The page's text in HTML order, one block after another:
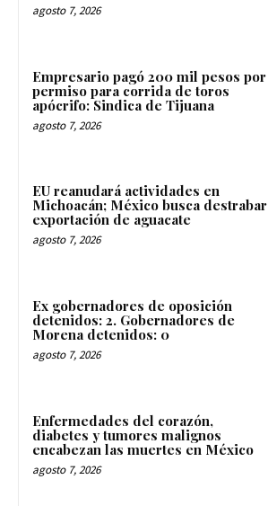
agosto 7, 2026
Empresario pagó 200 mil pesos por
permiso para corrida de toros
apócrifo: Sindica de Tijuana
agosto 7, 2026
EU reanudará actividades en
Michoacán; México busca destrabar
exportación de aguacate
agosto 7, 2026
Ex gobernadores de oposición
detenidos: 2. Gobernadores de
Morena detenidos: 0
agosto 7, 2026
Enfermedades del corazón,
diabetes y tumores malignos
encabezan las muertes en México
agosto 7, 2026